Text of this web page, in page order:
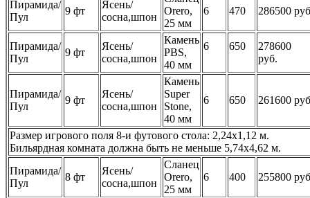
Пирамида/
Пул
9 фт
Ясень/
сосна,шпон
Orero,
25 мм
6 470 286500
Пирамида/
Пул
9 фт
Ясень/
сосна,шпон
Камень
PBS,
40 мм
6 650
278600
руб.
Пирамида/
Пул
9 фт
Ясень/
сосна,шпон
Камень
Super
Stone,
40 мм
6 650 261600
Размер игрового поля 8-и футового стола: 2,24х1,12 м.
Бильярдная комната должна быть не меньше 5,74х4,62 м.
Пирамида/
Пул
8 фт
Ясень/
сосна,шпон
Сланец
Orero,
25 мм
6 400 255800